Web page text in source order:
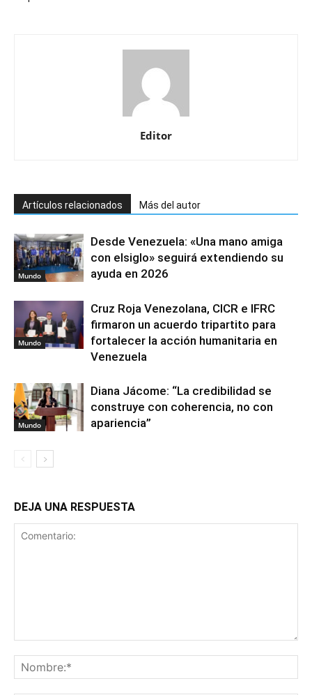
Editor
Artículos relacionados Más del autor
Mundo
Desde Venezuela: «Una mano amiga
con elsiglo» seguirá extendiendo su
ayuda en 2026
Mundo
Cruz Roja Venezolana, CICR e IFRC
firmaron un acuerdo tripartito para
fortalecer la acción humanitaria en
Venezuela
Mundo
Diana Jácome: “La credibilidad se
construye con coherencia, no con
apariencia”
DEJA UNA RESPUESTA